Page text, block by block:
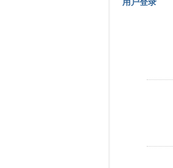
用户登录